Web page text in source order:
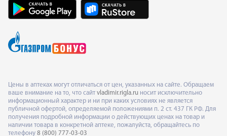
Цены в аптеках могут отличаться от цен, указанных на сайте. Обращаем
ваше внимание на то, что сайт vladimir.rigla.ru носит исключительно
информационный характер и ни при каких условиях не является
публичной офертой, определяемой положениями п. 2 ст. 437 ГК РФ. Для
получения подробной информации о действующих ценах на товар и
наличии товара в конкретной аптеке, пожалуйста, обращайтесь по
телефону 8 (800) 777-03-03